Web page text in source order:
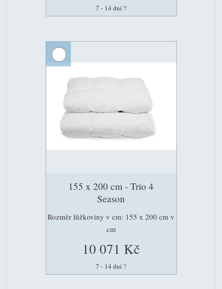
7 - 14 dní ?
155 x 200 cm - Trio 4
Season
Rozměr lůžkoviny v cm: 155 x 200 cm v
cm
10 071 Kč
7 - 14 dní ?